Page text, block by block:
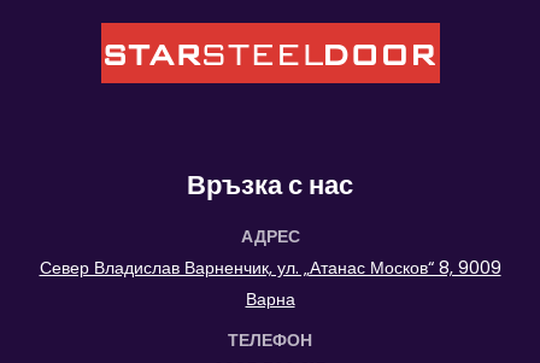
Връзка с нас
АДРЕС
Север Владислав Варненчик, ул. „Атанас Москов“ 8, 9009
Варна
ТЕЛЕФОН